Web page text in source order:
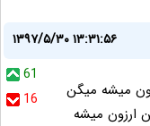
۱۳۹۷/۵/۳۰ ۱۳:۳۱:۵۶
61
16
وقتی دلار ۳۰ تومن گرون میشه میگن
۲۰۰۰۰ تومن وقتی ۳۰ تومن ارزون میشه